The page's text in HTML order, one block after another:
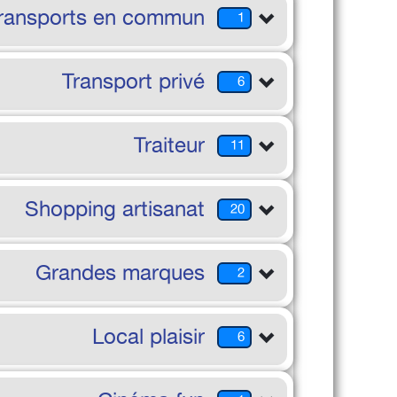
1
en commun
6
Transport privé
11
Traiteur
20
Shopping artisanat
2
Grandes marques
6
Local plaisir